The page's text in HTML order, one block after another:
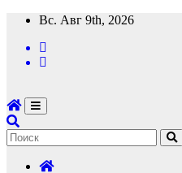
Перейти
содержимому
Вс. Авг 9th, 2026